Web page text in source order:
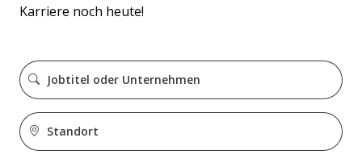
Karriere noch heute!